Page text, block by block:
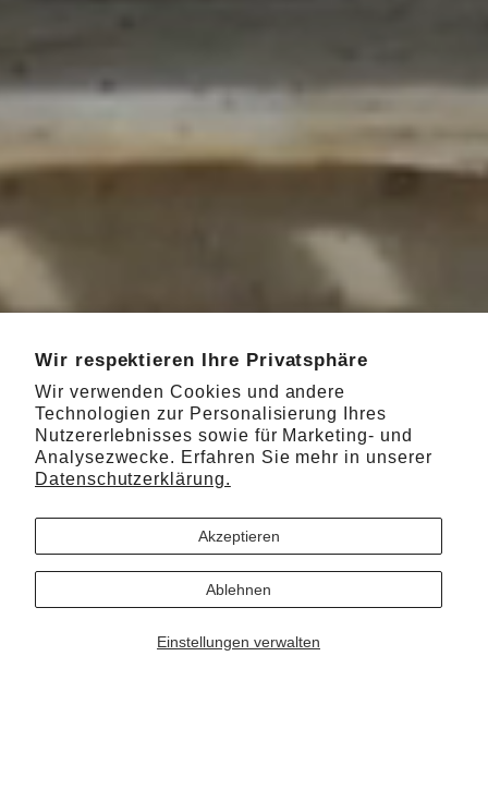
Wir respektieren Ihre Privatsphäre
Wir verwenden Cookies und andere
Technologien zur Personalisierung Ihres
Nutzererlebnisses sowie für Marketing- und
Analysezwecke. Erfahren Sie mehr in unserer
Datenschutzerklärung.
Einstellungen verwalten
Akzeptieren
Ablehnen